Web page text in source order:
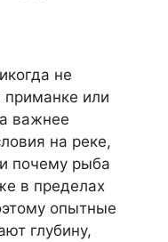
не
приманке или
важнее
на реке,
почему рыба
в пределах
опытные
глубину,